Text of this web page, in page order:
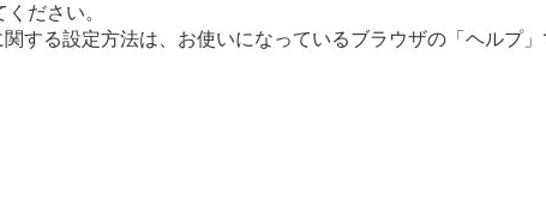
ださい。
する設定方法は、お使いになっているブラウザの「ヘルプ」